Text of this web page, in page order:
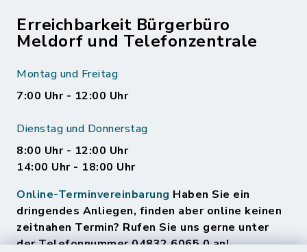
Erreichbarkeit Bürgerbüro
Meldorf und Telefonzentrale
Montag und Freitag
7:00 Uhr - 12:00 Uhr
Dienstag und Donnerstag
8:00 Uhr - 12:00 Uhr
14:00 Uhr - 18:00 Uhr
Online-Terminvereinbarung Haben Sie ein
dringendes Anliegen, finden aber online keinen
zeitnahen Termin? Rufen Sie uns gerne unter
der Telefonnummer 04832 6065 0 an!